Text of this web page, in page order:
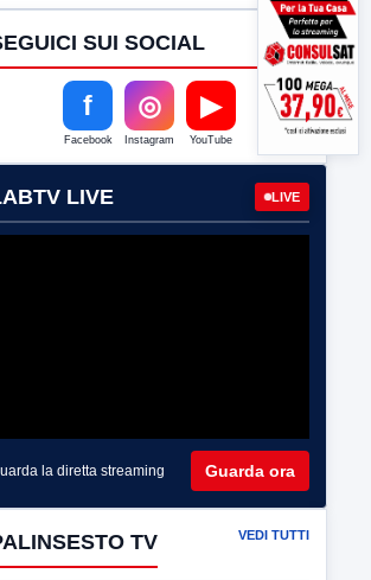
SUI SOCIAL
f
Facebook
◎
Instagram
▶
YouTube
LIVE LIVE
la diretta streaming Guarda ora
TV VEDI TUTTI